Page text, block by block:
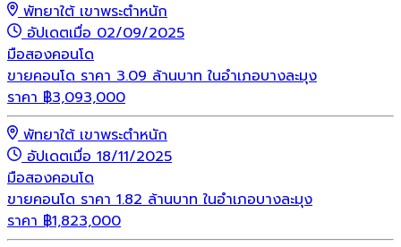
พัทยาใต้ เขาพระตำหนัก
อัปเดตเมื่อ 02/09/2025
มือสองคอนโด
ขายคอนโด ราคา 3.09 ล้านบาท ในอำเภอบางละมุง
ราคา ฿3,093,000
พัทยาใต้ เขาพระตำหนัก
อัปเดตเมื่อ 18/11/2025
มือสองคอนโด
ขายคอนโด ราคา 1.82 ล้านบาท ในอำเภอบางละมุง
ราคา ฿1,823,000